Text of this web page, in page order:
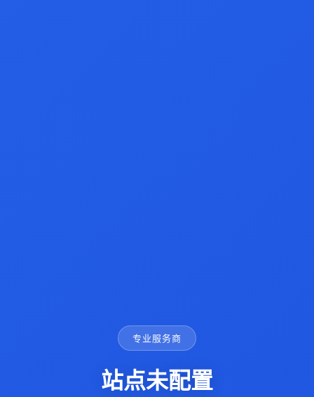
专业服务商
站点未配置